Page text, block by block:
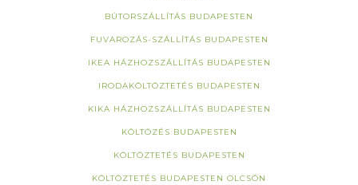
BÚTORSZÁLLÍTÁS BUDAPESTEN
FUVAROZÁS-SZÁLLÍTÁS BUDAPESTEN
IKEA HÁZHOZSZÁLLÍTÁS BUDAPESTEN
IRODAKÖLTÖZTETÉS BUDAPESTEN
KIKA HÁZHOZSZÁLLÍTÁS BUDAPESTEN
KÖLTÖZÉS BUDAPESTEN
KÖLTÖZTETÉS BUDAPESTEN
KÖLTÖZTETÉS BUDAPESTEN OLCSÓN